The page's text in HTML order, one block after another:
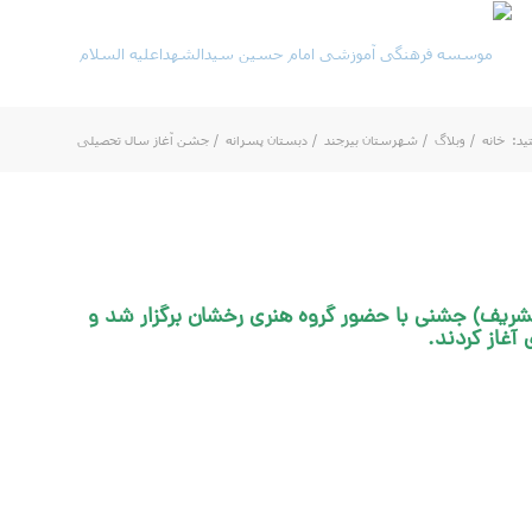
خانه / وبلاگ / شهرستان بیرجند / دبستان پسرانه / جشن آغاز سال تحصیلی
جشنی با حضور گروه هنری رخشان برگزار شد و
کردند.